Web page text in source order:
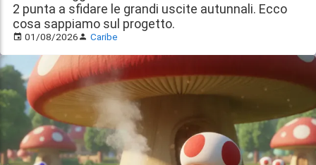
2 punta a sfidare le grandi uscite autunnali. Ecco
cosa sappiamo sul progetto.
01/08/2026 Caribe